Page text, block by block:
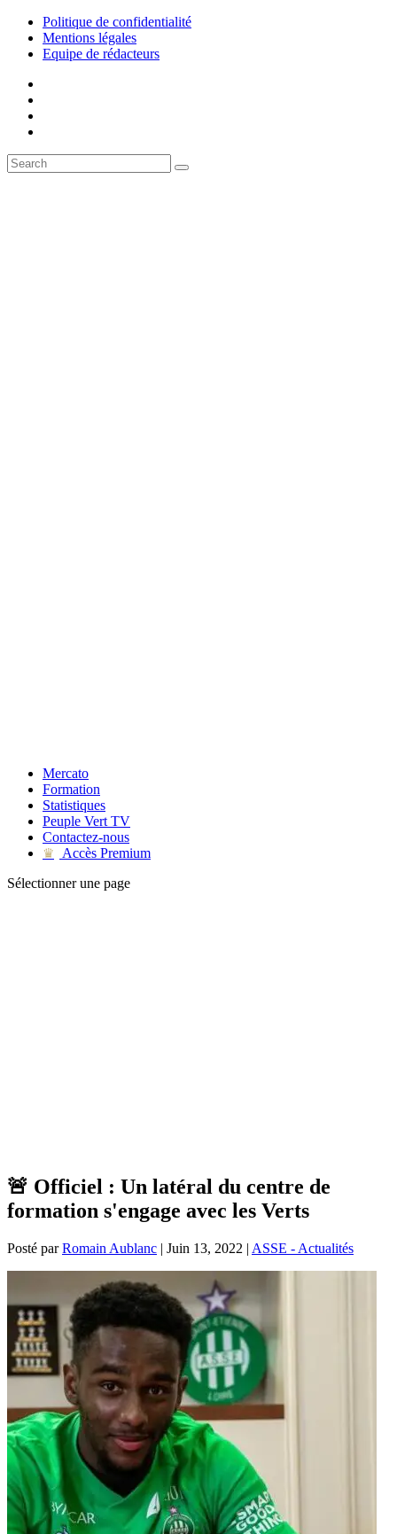
Politique de confidentialité
Mentions légales
Equipe de rédacteurs
Mercato
Formation
Statistiques
Peuple Vert TV
Contactez-nous
♛
Accès Premium
Sélectionner une page
🚨 Officiel : Un latéral du centre de
formation s'engage avec les Verts
Posté parRomain Aublanc | Juin 13, 2022 | ASSE - Actualités